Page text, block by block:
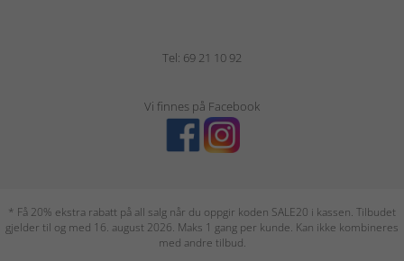
Tel: 69 21 10 92
Vi finnes på Facebook
* Få 20% ekstra rabatt på all salg når du oppgir koden SALE20 i kassen. Tilbudet
gjelder til og med 16. august 2026. Maks 1 gang per kunde. Kan ikke kombineres
med andre tilbud.